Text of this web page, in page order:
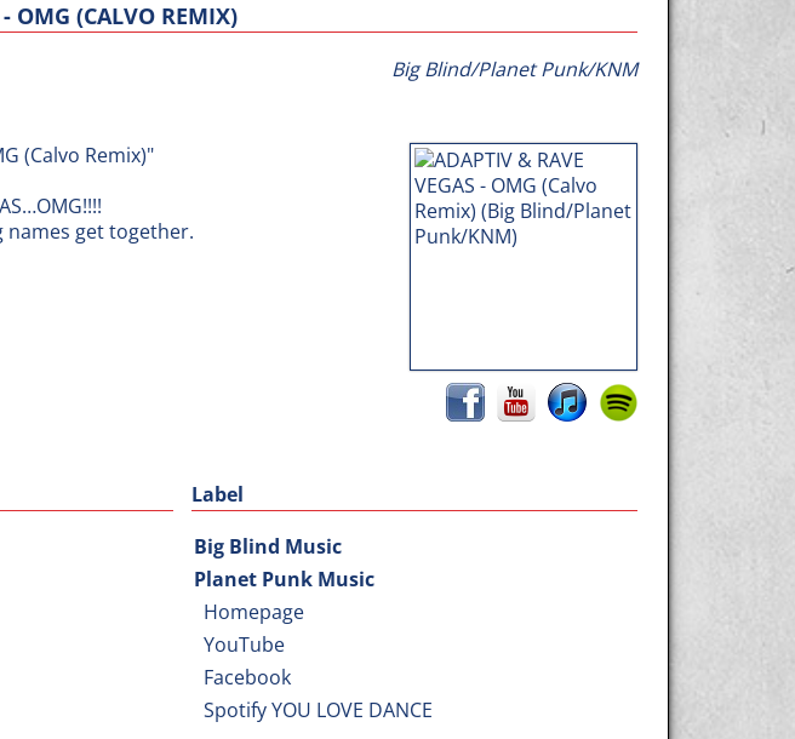
OMG (CALVO REMIX)
Big Blind/Planet Punk/KNM
(Calvo Remix)"
names get together.
Label
Big Blind Music
Planet Punk Music
Homepage
YouTube
Facebook
Spotify YOU LOVE DANCE